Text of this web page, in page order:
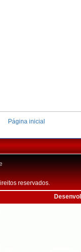
Página inicial
reservados.